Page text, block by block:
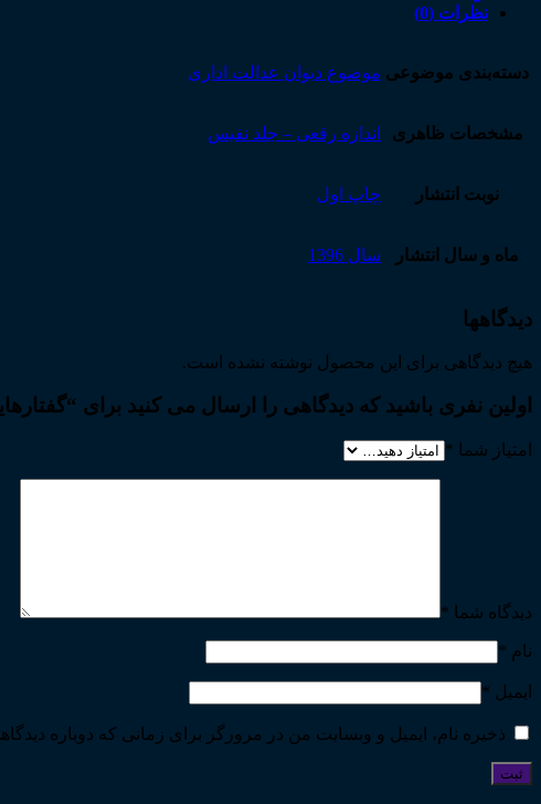
نظرات (0)
دسته‌بندی موضوعی موضوع دیوان عدالت اداری
مشخصات ظاهری اندازه رقعی – جلد نفیس
نوبت انتشار چاپ اول
ماه و سال انتشار سال 1396
دیدگاهها
هیچ دیدگاهی برای این محصول نوشته نشده است.
اولین نفری باشید که دیدگاهی را ارسال می کنید برای “گفتارهایی
امتیاز شما *
دیدگاه شما *
نام *
ایمیل *
ذخیره نام، ایمیل و وبسایت من در مرورگر برای زمانی که دوباره